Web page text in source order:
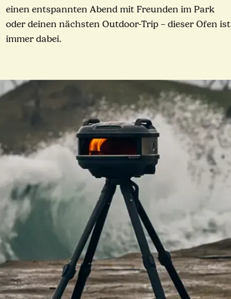
einen entspannten Abend mit Freunden im Park
oder deinen nächsten Outdoor-Trip – dieser Ofen ist
immer dabei.